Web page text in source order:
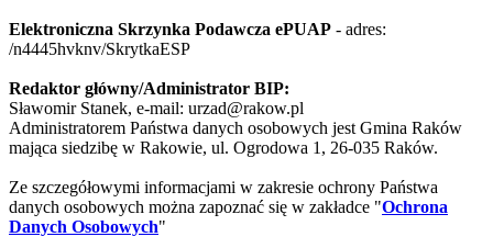
Elektroniczna Skrzynka Podawcza ePUAP - adres:
/n4445hvknv/SkrytkaESP
Redaktor główny/Administrator BIP:
Sławomir Stanek, e-mail: urzad@rakow.pl
Administratorem Państwa danych osobowych jest Gmina Raków
mająca siedzibę w Rakowie, ul. Ogrodowa 1, 26-035 Raków.
Ze szczegółowymi informacjami w zakresie ochrony Państwa
danych osobowych można zapoznać się w zakładce "Ochrona
Danych Osobowych"